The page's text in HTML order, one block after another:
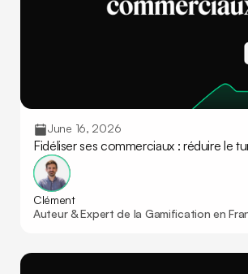
Fidéliser ses commerciaux : réduire le
June 16, 2026
Clément
Auteur & Expert de la Gamification en